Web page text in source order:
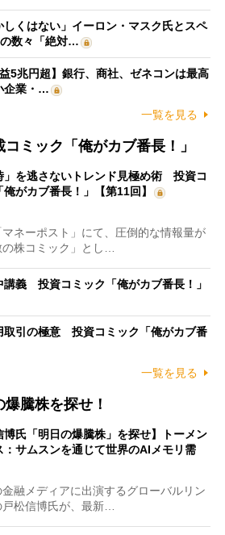
しくはない」イーロン・マスク氏とスペ
数々「絶対…
5兆円超】銀行、商社、ゼネコンは最高
企業・…
一覧を見る
ミック「俺がカブ番長！」
」を逃さないトレンド見極め術 投資コ
俺がカブ番長！」【第11回】
ネーポスト」にて、圧倒的な情報量が
株コミック」とし…
講義 投資コミック「俺がカブ番長！」
取引の極意 投資コミック「俺がカブ番
一覧を見る
騰株を探せ！
博氏「明日の爆騰株」を探せ】トーメン
：サムスンを通じて世界のAIメモリ需
融メディアに出演するグローバルリン
戸松信博氏が、最新…